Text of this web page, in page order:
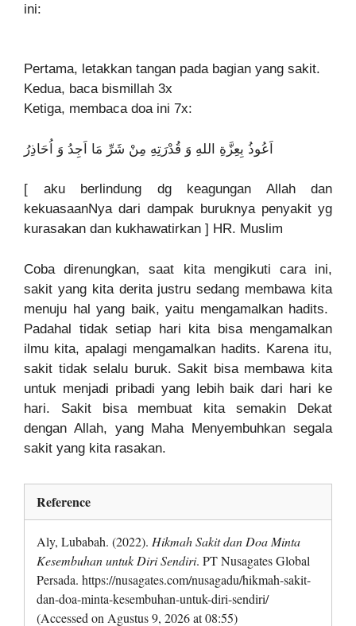
ini:
Pertama, letakkan tangan pada bagian yang sakit.
Kedua, baca bismillah 3x
Ketiga, membaca doa ini 7x:
اَعُوذُ بِعِزَّةِ اللهِ وَ قُدْرَتِهِ مِنْ شَرِّ مَا اَجِدُ وَ اُحَاذِرُ
[ aku berlindung dg keagungan Allah dan
kekuasaanNya dari dampak buruknya penyakit yg
kurasakan dan kukhawatirkan ] HR. Muslim
Coba direnungkan, saat kita mengikuti cara ini,
sakit yang kita derita justru sedang membawa kita
menuju hal yang baik, yaitu mengamalkan hadits.
Padahal tidak setiap hari kita bisa mengamalkan
ilmu kita, apalagi mengamalkan hadits. Karena itu,
sakit tidak selalu buruk. Sakit bisa membawa kita
untuk menjadi pribadi yang lebih baik dari hari ke
hari. Sakit bisa membuat kita semakin Dekat
dengan Allah, yang Maha Menyembuhkan segala
sakit yang kita rasakan.
Reference
Aly, Lubabah. (2022). Hikmah Sakit dan Doa Minta
Kesembuhan untuk Diri Sendiri. PT Nusagates Global
Persada. https://nusagates.com/nusagadu/hikmah-sakit-
dan-doa-minta-kesembuhan-untuk-diri-sendiri/
(Accessed on Agustus 9, 2026 at 08:55)